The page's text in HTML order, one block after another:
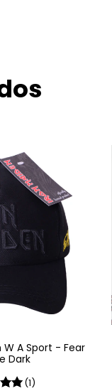
A Sport - Fear
Dark
(1)